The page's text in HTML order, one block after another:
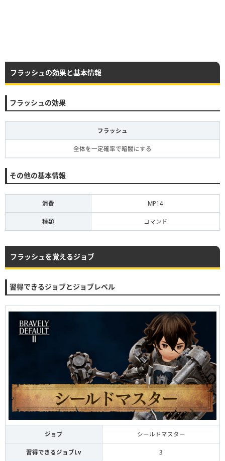
フラッシュの効果と基本情報
フラッシュの効果
フラッシュ
全体を一定確率で暗闇にする
その他の基本情報
消費 MP14
種類 コマンド
フラッシュを覚えるジョブ
習得できるジョブとジョブレベル
ジョブ シールドマスター
習得できるジョブLv 3